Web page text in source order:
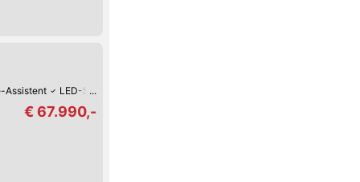
Assistent LED-Scheinwerfer
€ 67.990,-